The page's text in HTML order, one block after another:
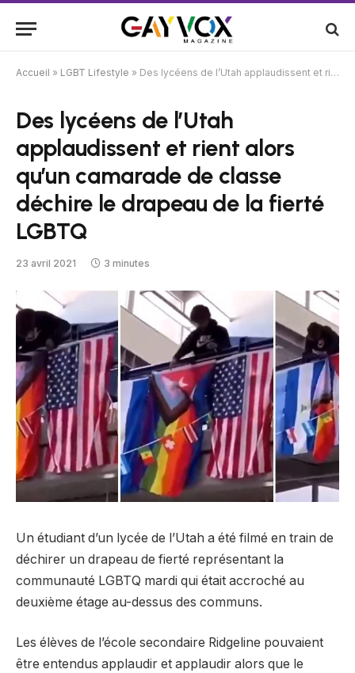
Accueil » LGBT Lifestyle » Des lycéens de l’Utah applaudissent et rient alors qu’un camarade de classe déchire le drapeau de la fierté LGBTQ
Des lycéens de l’Utah
applaudissent et rient alors
qu’un camarade de classe
déchire le drapeau de la fierté
LGBTQ
23 avril 2021 3 minutes
Un étudiant d’un lycée de l’Utah a été filmé en train de
déchirer un drapeau de fierté représentant la
communauté LGBTQ mardi qui était accroché au
deuxième étage au-dessus des communs.
Les élèves de l’école secondaire Ridgeline pouvaient
être entendus applaudir et applaudir alors que le